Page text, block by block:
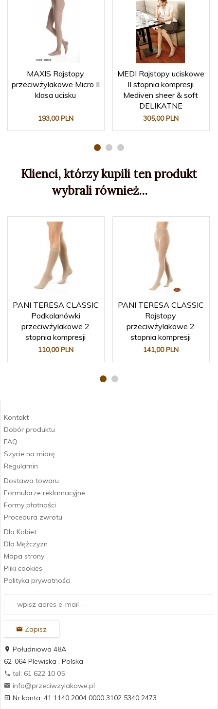
MAXIS Rajstopy
przeciwżylakowe Micro II
klasa ucisku
193,00 PLN
MEDI Rajstopy uciskowe
II stopnia kompresji
Mediven sheer & soft
DELIKATNE
305,00 PLN
Klienci, którzy kupili ten produkt
wybrali również...
PANI TERESA CLASSIC
Podkolanówki
przeciwżylakowe 2
stopnia kompresji
110,00 PLN
PANI TERESA CLASSIC
Rajstopy
przeciwżylakowe 2
stopnia kompresji
141,00 PLN
Kontakt
Dobór produktu
FAQ
Szycie na miarę
Regulamin
Dostawa towaru
Formularze reklamacyjne
Formy płatności
Procedura zwrotu
Dla Kobiet
Dla Mężczyzn
Mapa strony
Pliki cookies
Polityka prywatności
Zapisz
Południowa 48A
62-064 Plewiska
Polska
tel: 61 622 10 05
Nr konta: 41 1140 2004 0000 3102 5340 2473
info@przeciwzylakowe.pl